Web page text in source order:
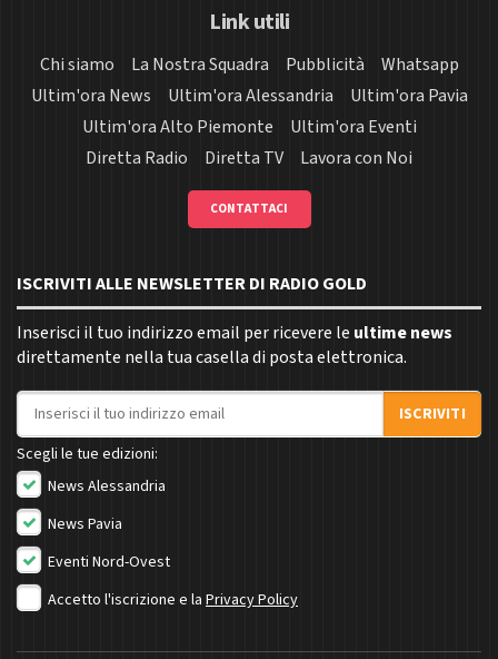
Link utili
Chi siamo La Nostra Squadra Pubblicità
Whatsapp
Ultim'ora News
Ultim'ora Alessandria
Ultim'ora Pavia
Ultim'ora Alto Piemonte
Ultim'ora Eventi
Diretta Radio
Diretta TV Lavora con Noi
CONTATTACI
ISCRIVITI ALLE NEWSLETTER DI RADIO GOLD
Inserisci il tuo indirizzo email per ricevere le ultime news
direttamente nella tua casella di posta elettronica.
Indirizzo email
ISCRIVITI
Scegli le tue edizioni:
News Alessandria
News Pavia
Eventi Nord-Ovest
Accetto l'iscrizione e la Privacy Policy